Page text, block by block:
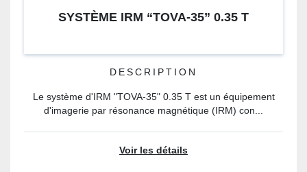
SYSTÈME IRM “TOVA-35” 0.35 T
DESCRIPTION
Le système d'IRM "TOVA-35" 0.35 T est un équipement
d'imagerie par résonance magnétique (IRM) con...
Voir les détails